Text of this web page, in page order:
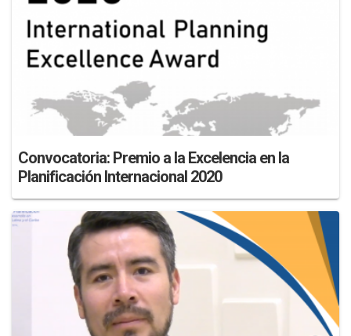
Convocatoria: Premio a la Excelencia en la
Planificación Internacional 2020